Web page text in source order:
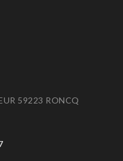
59223 RONCQ